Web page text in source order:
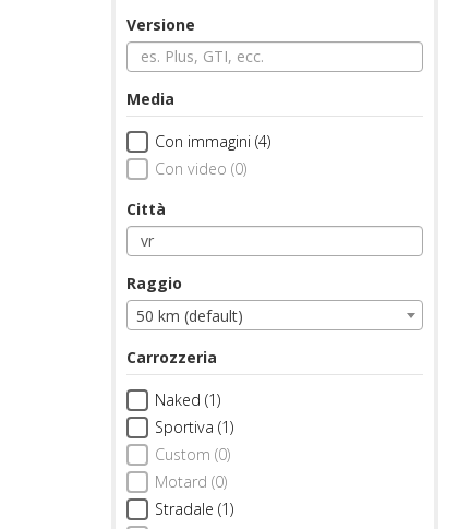
Versione
Media
Con immagini (4)
Con video (0)
Città
Raggio
50 km (default)
Carrozzeria
Naked (1)
Sportiva (1)
Custom (0)
Motard (0)
Stradale (1)